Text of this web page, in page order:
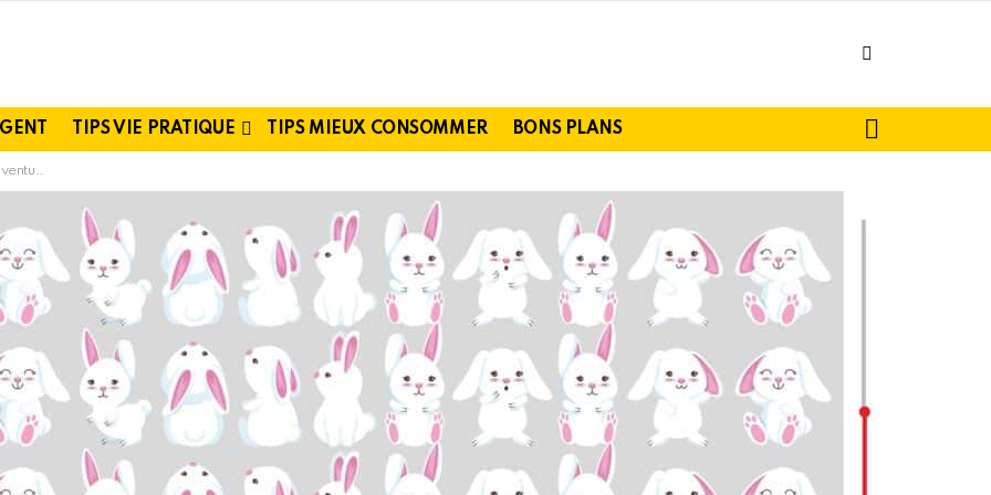
TIPS VIE PRATIQUE TIPS MIEUX CONSOMMER BONS PLANS
vous relever le challenge ?